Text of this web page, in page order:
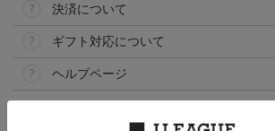
決済について
ギフト対応について
ヘルプページ